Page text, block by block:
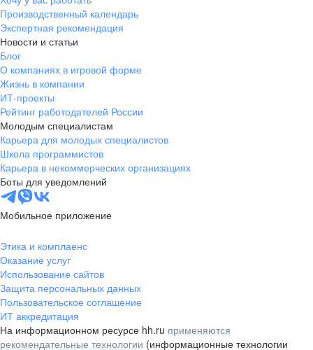
Производственный календарь
Экспертная рекомендация
Новости и статьи
Блог
О компаниях в игровой форме
Жизнь в компании
ИТ-проекты
Рейтинг работодателей России
Молодым специалистам
Карьера для молодых специалистов
Школа программистов
Карьера в некоммерческих организациях
Боты для уведомлений
Мобильное приложение
Этика и комплаенс
Оказание услуг
Использование сайтов
Защита персональных данных
Пользовательское соглашение
ИТ аккредитация
На информационном ресурсе hh.ru применяются
рекомендательные технологии (информационные технологии